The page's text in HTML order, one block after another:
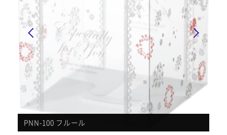
新着情報
TEL 052-439-5951
052-439-5951
PNN-100 フルール
GB-100 フルール
SP-200 フルール
PC-100 フルール
AO-120 フルール
PNN-100 ミミ
GB-100 ミミ
SP-200 ミミ
AO-120 ミミ